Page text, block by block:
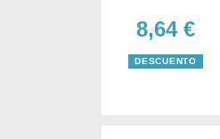
8,64 €
DESCUENTO